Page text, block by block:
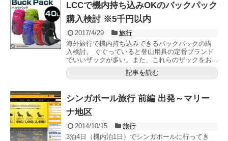
LCCで機内持ち込みOKのバックパック
購入検討 ※5千円以内
2017/4/29
旅行
海外旅行で機内持ち込みできるバックパックの購
入検討。 ぐぐっていると登山用具の定番ブランド
でいいザックが多い。また、これらのザックをお...
記事を読む
シンガポール旅行 前編 出発～マリー
ナ地区
2014/10/15
旅行
3泊4日（機内泊1日）でシンガポールに行ってき